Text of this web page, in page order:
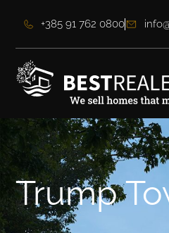
+385 91 762 0800
Trump